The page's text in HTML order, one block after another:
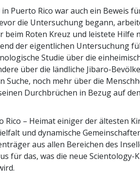
Puerto Rico war auch ein Beweis
die Untersuchung begann,
beim Roten Kreuz und leistete Hilfe
der eigentlichen Untersuchung
Studie über die
über die ländliche Jibaro-
Suche, noch mehr über die
Durchbrüchen in Bezug auf
Rico – Heimat einiger der ältesten
und dynamische
aus allen Bereichen des
für das, was die neue